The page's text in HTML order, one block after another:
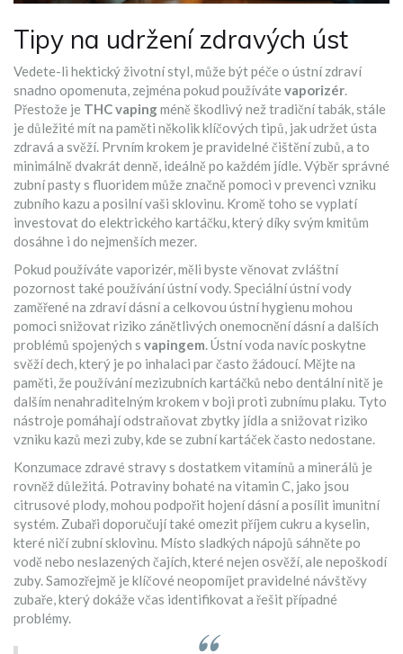
Tipy na udržení zdravých úst
Vedete-li hektický životní styl, může být péče o ústní zdraví
snadno opomenuta, zejména pokud používáte vaporizér.
Přestože je THC vapingméně škodlivý než tradiční tabák, stále
je důležité mít na paměti několik klíčových tipů, jak udržet ústa
zdravá a svěží. Prvním krokem je pravidelné čištění zubů, a to
minimálně dvakrát denně, ideálně po každém jídle. Výběr správné
zubní pasty s fluoridem může značně pomoci v prevenci vzniku
zubního kazu a posilní vaši sklovinu. Kromě toho se vyplatí
investovat do elektrického kartáčku, který díky svým kmitům
dosáhne i do nejmenších mezer.
Pokud používáte vaporizér, měli byste věnovat zvláštní
pozornost také používání ústní vody. Speciální ústní vody
zaměřené na zdraví dásní a celkovou ústní hygienu mohou
pomoci snižovat riziko zánětlivých onemocnění dásní a dalších
problémů spojených s vapingem. Ústní voda navíc poskytne
svěží dech, který je po inhalaci par často žádoucí. Mějte na
paměti, že používání mezizubních kartáčků nebo dentální nitě je
dalším nenahraditelným krokem v boji proti zubnímu plaku. Tyto
nástroje pomáhají odstraňovat zbytky jídla a snižovat riziko
vzniku kazů mezi zuby, kde se zubní kartáček často nedostane.
Konzumace zdravé stravy s dostatkem vitamínů a minerálů je
rovněž důležitá. Potraviny bohaté na vitamin C, jako jsou
citrusové plody, mohou podpořit hojení dásní a posílit imunitní
systém. Zubaři doporučují také omezit příjem cukru a kyselin,
které ničí zubní sklovinu. Místo sladkých nápojů sáhněte po
vodě nebo neslazených čajích, které nejen osvěží, ale nepoškodí
zuby. Samozřejmě je klíčové neopomíjet pravidelné návštěvy
zubaře, který dokáže včas identifikovat a řešit případné
problémy.